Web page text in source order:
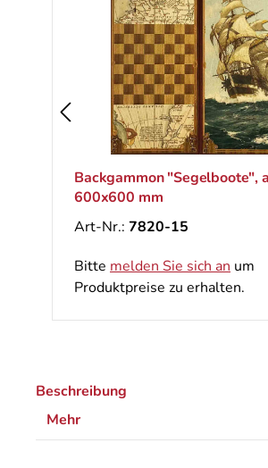
Backgammon "Segelboote",
600x600 mm
Art-Nr.: 7820-15
Bitte melden Sie sich an um
Produktpreise zu erhalten.
Beschreibung
Mehr